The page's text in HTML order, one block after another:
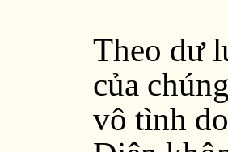
Theo dư
của
vô tình